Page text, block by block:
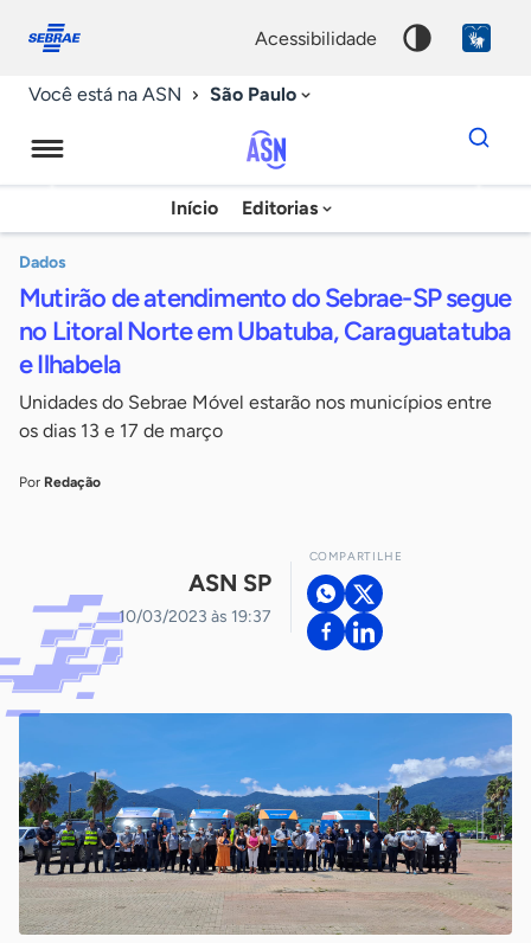
conosco
acessibilidade
Você está na ASN São Paulo
Agência
Sebrae
Notícias
Início Editorias
Dados
para
chave
Dados
Mutirão de atendimento do Sebrae-SP segue
no Litoral Norte em Ubatuba, Caraguatatuba
e Ilhabela
Unidades do Sebrae Móvel estarão nos municípios entre
os dias 13 e 17 de março
Por Redação
ASN SP
10/03/2023 às 19:37
COMPARTILHE